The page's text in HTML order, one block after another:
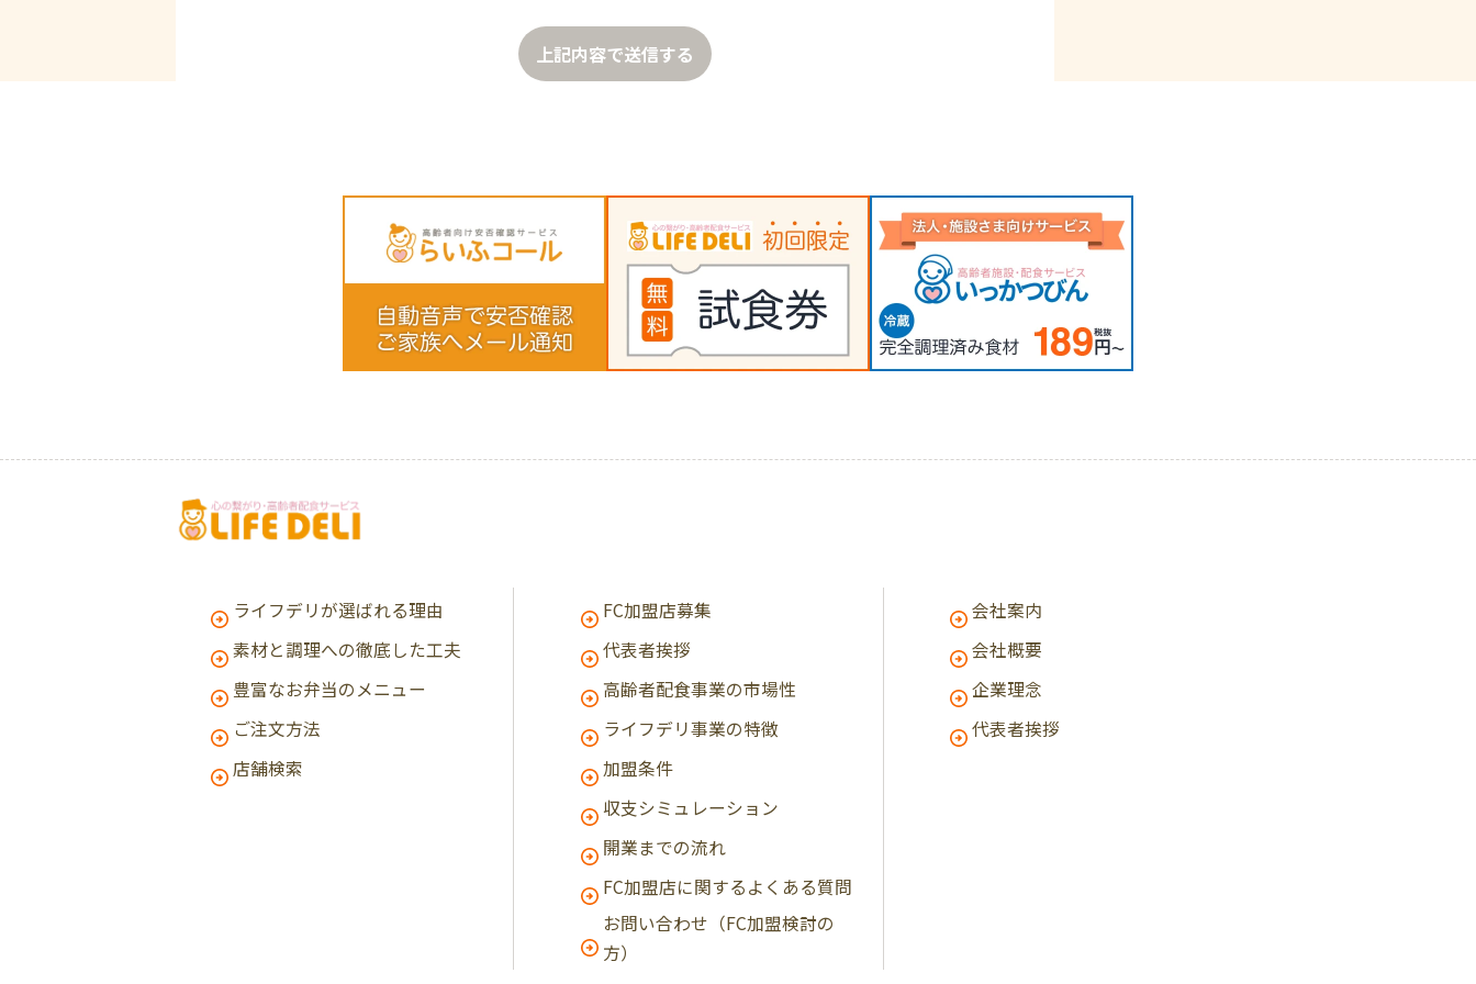
上記内容で送信する
ライフデリが選ばれる理由
素材と調理への徹底した工夫
豊富なお弁当のメニュー
ご注文方法
店舗検索
FC加盟店募集
代表者挨拶
高齢者配食事業の市場性
ライフデリ事業の特徴
加盟条件
収支シミュレーション
開業までの流れ
FC加盟店に関するよくある質問
お問い合わせ（FC加盟検討の
方）
会社案内
会社概要
企業理念
代表者挨拶